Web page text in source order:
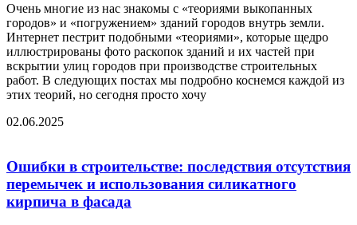
Очень многие из нас знакомы с «теориями выкопанных
городов» и «погружением» зданий городов внутрь земли.
Интернет пестрит подобными «теориями», которые щедро
иллюстрированы фото раскопок зданий и их частей при
вскрытии улиц городов при производстве строительных
работ. В следующих постах мы подробно коснемся каждой из
этих теорий, но сегодня просто хочу
02.06.2025
Ошибки в строительстве: последствия отсутствия
перемычек и использования силикатного
кирпича в фасада